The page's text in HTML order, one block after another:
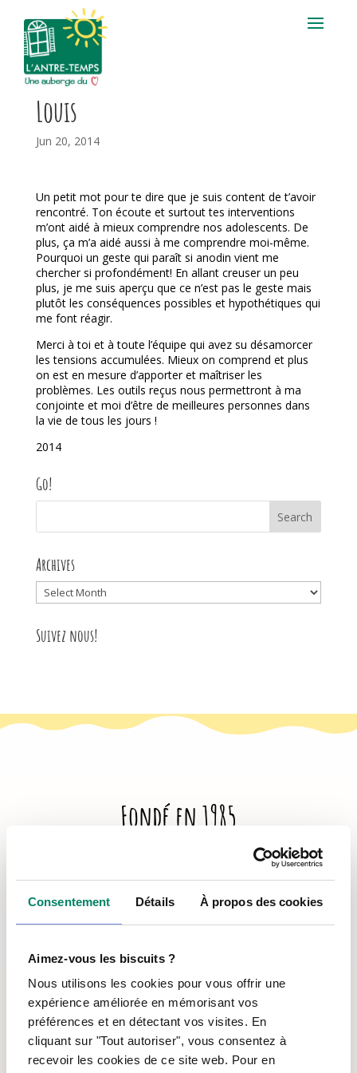
Consentement Détails À propos des cookies
Aimez-vous les biscuits ?
Nous utilisons les cookies pour vous offrir une
expérience améliorée en mémorisant vos
préférences et en détectant vos visites. En
cliquant sur "Tout autoriser", vous consentez à
recevoir les cookies de ce site web. Pour en
Louis
Jun 20, 2014
Un petit mot pour te dire que je suis content de t’avoir
rencontré. Ton écoute et surtout tes interventions
m’ont aidé à mieux comprendre nos adolescents. De
plus, ça m’a aidé aussi à me comprendre moi-même.
Pourquoi un geste qui paraît si anodin vient me
chercher si profondément! En allant creuser un peu
plus, je me suis aperçu que ce n’est pas le geste mais
plutôt les conséquences possibles et hypothétiques qui
me font réagir.
Merci à toi et à toute l’équipe qui avez su désamorcer
les tensions accumulées. Mieux on comprend et plus
on est en mesure d’apporter et maîtriser les
problèmes. Les outils reçus nous permettront à ma
conjointe et moi d’être de meilleures personnes dans
la vie de tous les jours !
2014
Go!
Archives
Archives
Suivez nous!
Fondé en 1985
L’Antre-Temps est un organisme
communautaire aux services des jeunes.
Politique de confidentialité